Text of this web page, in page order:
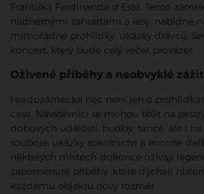
Františka Ferdinanda d'Este. Tento
nádhernými zahradami a lesy, nabídne
mimořádné prohlídky, ukázky dravců,
koncert, který bude celý večer provázet.
Oživené příběhy a neobvyklé
Hradozámecká noc není jen o
čase. Návštěvníci se mohou těšit na
dobových událostí, hudby, tance, ale i
souboje, ukázky sokolnictví a mnohé
některých místech dokonce ožívají
zapomenuté příběhy, které dýchají
každému objektu nový rozměr.